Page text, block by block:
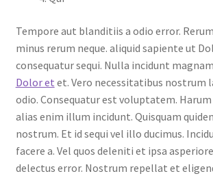
Tempore aut blanditiis a odio error.
minus rerum neque. aliquid sapiente ut
consequatur sequi. Nulla incidunt
Dolor et et. Vero necessitatibus nostrum
odio. Consequatur est voluptatem. Harum
alias enim illum incidunt. Quisquam
nostrum. Et id sequi vel illo ducimus.
facere a. Vel quos deleniti et ipsa
delectus error. Nostrum repellat et